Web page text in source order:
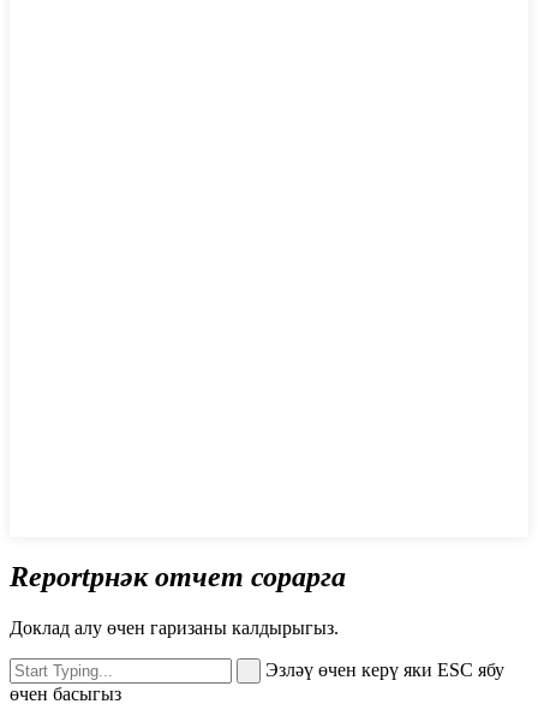
Reportрнәк отчет сорарга
Доклад алу өчен гаризаны калдырыгыз.
Эзләү өчен керү яки ESC ябу
өчен басыгыз